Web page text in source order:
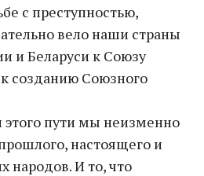
с преступностью,
вело наши страны
и Беларуси к Союзу
созданию Союзного
пути мы неизменно
настоящего и
народов. И то, что